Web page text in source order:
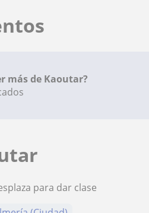
más de Kaoutar?
para dar clase